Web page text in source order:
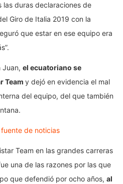
las duras declaraciones de
Giro de Italia 2019 con la
que estar en ese equipo era
Juan, el ecuatoriano se
Team y dejó en evidencia el mal
del equipo, del que también
de noticias
Team en las grandes carreras
una de las razones por las que
que defendió por ocho años, al